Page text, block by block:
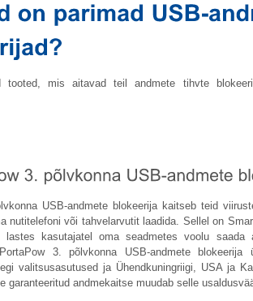
tooted, mis aitavad teil andmete tihvte
USB-andmete blokeerija kaitseb teid
nutitelefoni või tahvelarvutit laadida. Sellel on
lastes kasutajatel oma seadmetes voolu saada
3. põlvkonna USB-andmete blokeerija
valitsusasutused ja Ühendkuningriigi, USA ja
garanteeritud andmekaitse muudab selle